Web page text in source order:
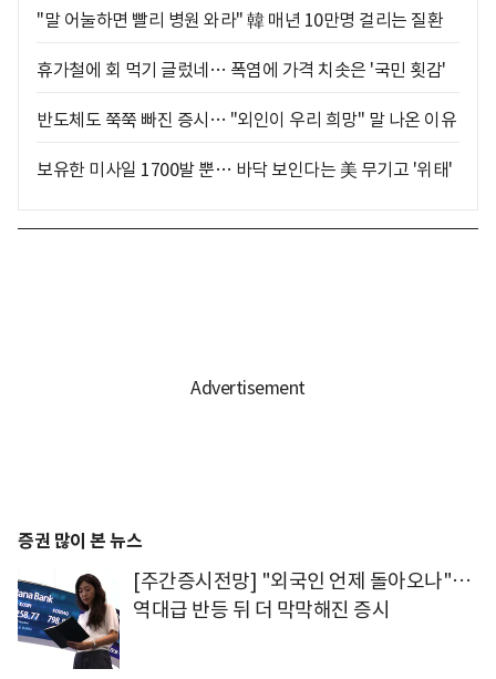
"말 어눌하면 빨리 병원 와라" 韓 매년 10만명 걸리는 질환
휴가철에 회 먹기 글렀네… 폭염에 가격 치솟은 '국민 횟감'
반도체도 쭉쭉 빠진 증시… "외인이 우리 희망" 말 나온 이유
보유한 미사일 1700발 뿐… 바닥 보인다는 美 무기고 '위태'
증권 많이 본 뉴스
[주간증시전망] "외국인 언제 돌아오나"…
역대급 반등 뒤 더 막막해진 증시